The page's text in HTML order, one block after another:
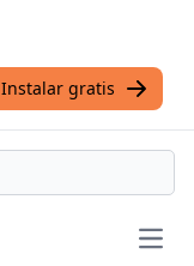
Instalar gratis